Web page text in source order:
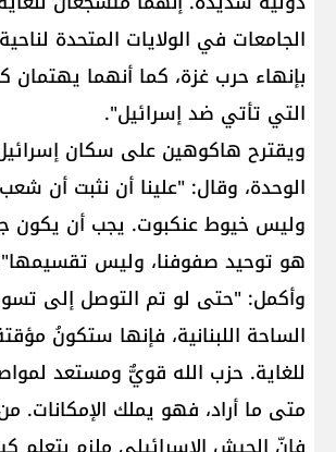
الجامعات في الولايات المتحدة
بإنهاء حرب غزة، كما أنهما يهتمان
التي تأتي ضد إسرائيل".
ويقترح هاكوهين على سكان
الوحدة، وقال: "علينا أن نثبت أن
وليس خيوط عنكبوت. يجب أن يكون
هو توحيد صفوفنا، وليس
وأكمل: "حتى لو تم التوصل إلى
الساحة اللبنانية، فإنها ستكونُ
للغاية. حزب الله قويٌّ ومستعد
متى ما أراد، فهو يملك الإمكانات.